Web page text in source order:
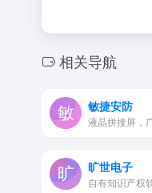
相关导航
敏捷安防
旷世电子